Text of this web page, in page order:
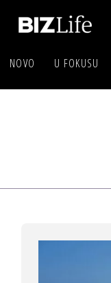
NOVO U FOKUSU